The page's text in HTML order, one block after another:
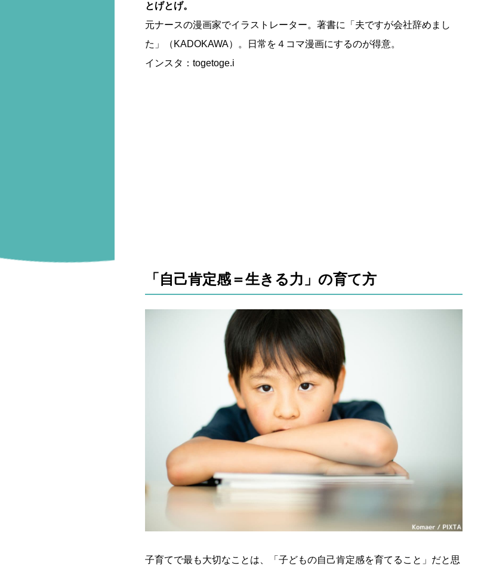
とげとげ。
元ナースの漫画家でイラストレーター。著書に「夫ですが会社辞めまし
た」（KADOKAWA）。日常を４コマ漫画にするのが得意。
インスタ：togetoge.i
「自己肯定感＝生きる力」の育て方
子育てで最も大切なことは、「子どもの自己肯定感を育てること」だと思